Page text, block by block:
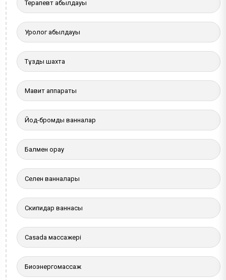
Терапевт қабылдауы
Уролог қабылдауы
Тұзды шахта
Мавит аппараты
Йод-бромды ванналар
Балмен орау
Селен ванналары
Скипидар ваннасы
Casada массажері
Биоэнергомассаж